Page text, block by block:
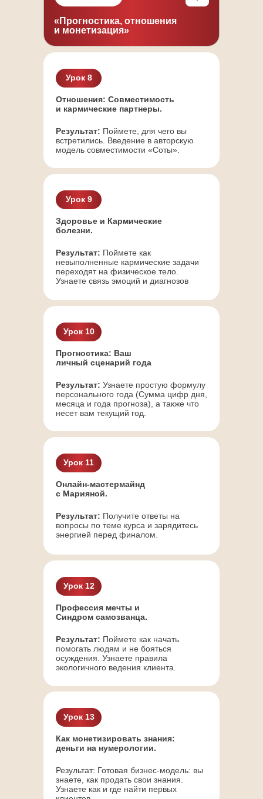
«Прогностика, отношения
и монетизация»
Отношения: Совместимость
и кармические партнеры.
Результат: Поймете, для чего вы
встретились. Введение в авторскую
модель совместимости «Соты».
Урок 8
Профессия мечты и
Синдром самозванца.
Результат: Поймете как начать
помогать людям и не бояться
осуждения. Узнаете правила
экологичного ведения клиента.
Урок 12
Здоровье и Кармические
болезни.
Результат: Поймете как
невыполненные кармические задачи
переходят на физическое тело.
Узнаете связь эмоций и диагнозов
Урок 9
Как монетизировать знания:
деньги на нумерологии.
Результат: Готовая бизнес-модель: вы
знаете, как продать свои знания.
Узнаете как и где найти первых
Урок 13
Прогностика: Ваш
личный сценарий года
Результат: Узнаете простую формулу
персонального года (Сумма цифр дня,
месяца и года прогноза), а также что
несет вам текущий год.
Урок 10
Онлайн-мастермайнд
с Марияной.
Результат: Получите ответы на
вопросы по теме курса и зарядитесь
энергией перед финалом.
Урок 11
Наработка практического опыта
и публичная проявленность
Обмен опытом и получение
ценных рекомендаций
*доступно только на тарифе
ВАРИАНТЫ
УЧАСТИЯ
«МИНИМУМ»
23 500 РУБ.
30 000 РУБ.
21 500 РУБ.
«МАКСИМУМ»
(Самостоятельный)
ПРИОБРЕСТИ
Все 14 видеоуроков.
поддержка и проверка всех
домашних заданий.
Итоговый именной сертификат
(после сдачи тестов).
ЭКСКЛЮЗИВ: 2 дополнительных
живых эфира с Марияной
Анаэль.
Бонусы: Калькулятор,
справочник «Коды богатства»,
14 видеоуроков (Модули 1 и 2).
Самостоятельное выполнение
всех практических заданий.
материалы.
и сертификата.